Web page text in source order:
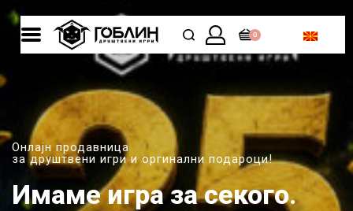
0
Онлајн продавница
за друштвени игри и оргинални подароци!
Имаме игра за секого.